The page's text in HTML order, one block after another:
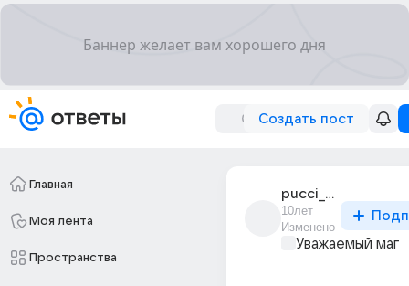
Создать пост
Главная
Моя лента
Пространства
pucci_yer
10лет
Изменено
Уважаемый маг